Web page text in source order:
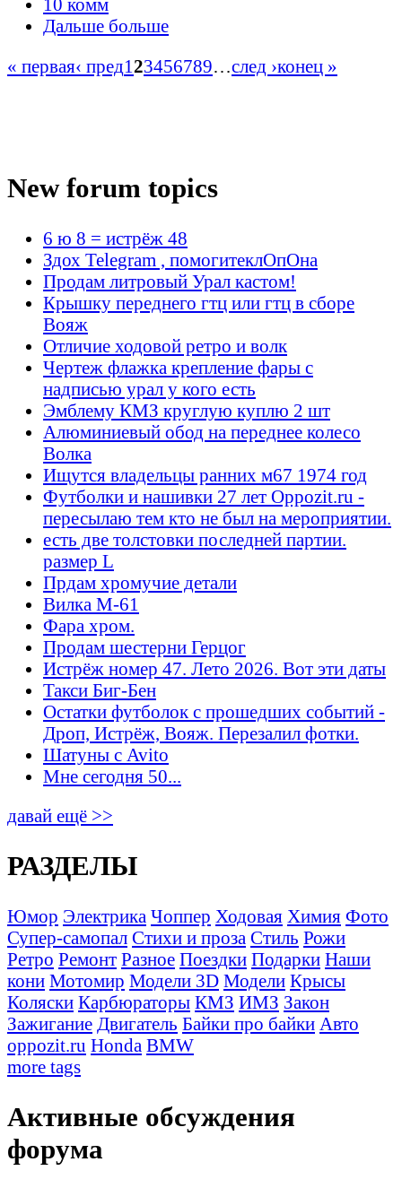
Дальше больше
« первая‹ пред123456789…след ›конец »
New forum topics
6 ю 8 = истрёж 48
Здох Telegram , помогитеклОпОна
Продам литровый Урал кастом!
Крышку переднего гтц или гтц в сборе
Вояж
Отличие ходовой ретро и волк
Чертеж флажка крепление фары с
надписью урал у кого есть
Эмблему КМЗ круглую куплю 2 шт
Алюминиевый обод на переднее колесо
Волка
Ищутся владельцы ранних м67 1974 год
Футболки и нашивки 27 лет Oppozit.ru -
пересылаю тем кто не был на мероприятии.
есть две толстовки последней партии.
размер L
Прдам хромучие детали
Вилка М-61
Фара хром.
Продам шестерни Герцог
Истрёж номер 47. Лето 2026. Вот эти даты
Такси Биг-Бен
Остатки футболок с прошедших событий -
Дроп, Истрёж, Вояж. Перезалил фотки.
Шатуны с Avito
Мне сегодня 50...
давай ещё >>
РАЗДЕЛЫ
Юмор Электрика Чоппер Ходовая Химия Фото
Супер-самопал Стихи и проза Стиль Рожи
Ретро Ремонт Разное Поездки Подарки Наши
кони Мотомир Модели 3D Модели Крысы
Коляски Карбюраторы КМЗ ИМЗ Закон
Зажигание Двигатель Байки про байки Авто
oppozit.ru Honda BMW
more tags
Активные обсуждения
форума